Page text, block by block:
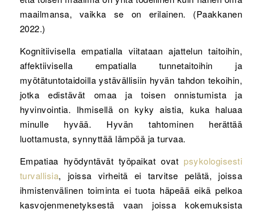
maailmansa, vaikka se on erilainen. (Paakkanen
2022.)
Kognitiivisella empatialla viitataan ajattelun taitoihin,
affektiivisella empatialla tunnetaitoihin ja
myötätuntotaidoilla ystävällisiin hyvän tahdon tekoihin,
jotka edistävät omaa ja toisen onnistumista ja
hyvinvointia. Ihmisellä on kyky aistia, kuka haluaa
minulle hyvää. Hyvän tahtominen herättää
luottamusta, synnyttää lämpöä ja turvaa.
Empatiaa hyödyntävät työpaikat ovatpsykologisesti
turvallisia, joissa virheitä ei tarvitse pelätä, joissa
ihmistenvälinen toiminta ei tuota häpeää eikä pelkoa
kasvojenmenetyksestä vaan joissa kokemuksista